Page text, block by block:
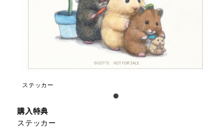
ステッカー
購入特典
ステッカー